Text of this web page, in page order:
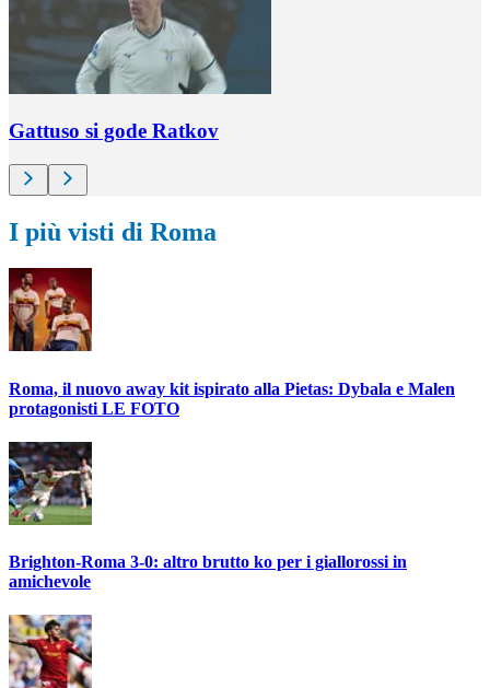
Gattuso si gode Ratkov
I più visti di Roma
Roma, il nuovo away kit ispirato alla Pietas: Dybala e Malen
protagonisti LE FOTO
Brighton-Roma 3-0: altro brutto ko per i giallorossi in
amichevole